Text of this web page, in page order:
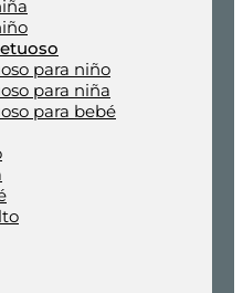
para niño
para niña
para bebé